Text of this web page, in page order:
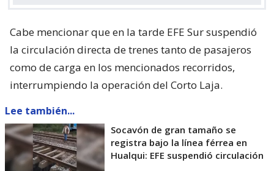
Cabe mencionar que en la tarde EFE Sur suspendió
la circulación directa de trenes tanto de pasajeros
como de carga en los mencionados recorridos,
interrumpiendo la operación del Corto Laja.
Lee también...
Socavón de gran tamaño se
registra bajo la línea férrea en
Hualqui: EFE suspendió circulación